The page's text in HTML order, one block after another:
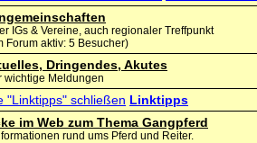
IGs & Vereine, auch regionaler Treffpunkt
Forum aktiv: 5 Besucher)
Dringendes, Akutes
wichtige Meldungen
Linktipps
im Web zum Thema Gangpferd
rund ums Pferd und Reiter.